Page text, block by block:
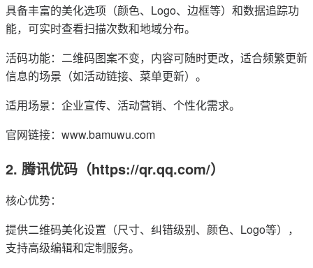
具备丰富的美化选项（颜色、Logo、边框等）和数据追踪功
能，可实时查看扫描次数和地域分布。
活码功能：二维码图案不变，内容可随时更改，适合频繁更新
信息的场景（如活动链接、菜单更新）。
适用场景：企业宣传、活动营销、个性化需求。
官网链接：www.bamuwu.com
2. 腾讯优码（https://qr.qq.com/）
核心优势：
提供二维码美化设置（尺寸、纠错级别、颜色、Logo等），
支持高级编辑和定制服务。